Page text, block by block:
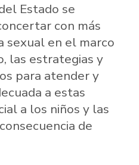
Estado se
con más
sexual en el marco
las estrategias y
para atender y
a estas
a los niños y las
de